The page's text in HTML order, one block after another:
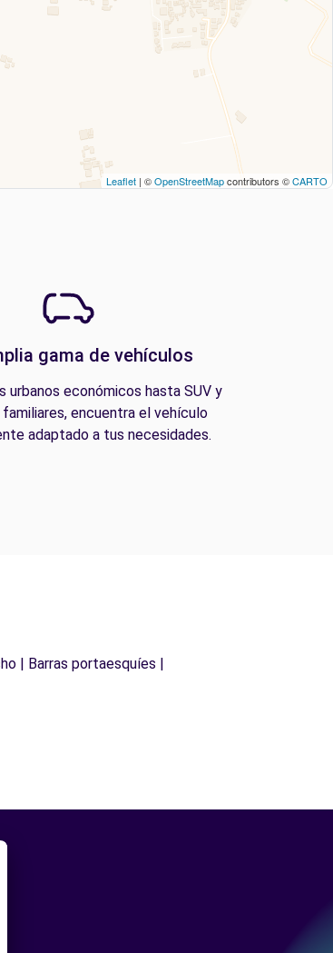
Leaflet | ©OpenStreetMapcontributors ©CARTO
gama de vehículos
urbanos económicos hasta SUV y
encuentra el vehículo
adaptado a tus necesidades.
| Barras portaesquíes |